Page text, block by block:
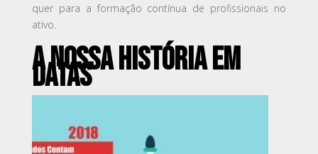
quer para a formação contínua de profissionais no
ativo.
A NOSSA HISTÓRIA EM
DATAS